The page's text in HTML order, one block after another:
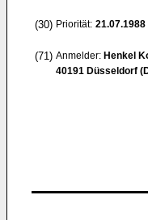
(30) Priorität: 21.07.1988
(71) Anmelder: Henkel
40191 Düsseldorf